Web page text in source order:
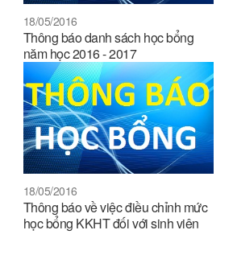
18/05/2016
Thông báo danh sách học bổng
năm học 2016 - 2017
18/05/2016
Thông báo về việc điều chỉnh mức
học bổng KKHT đối với sinh viên